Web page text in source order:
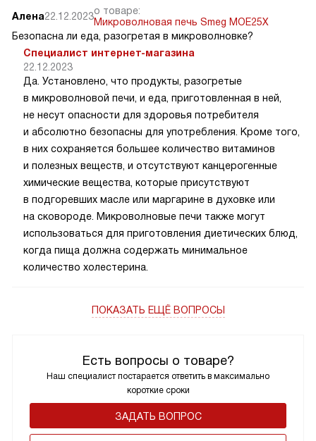
Есть вопросы о товаре?
Наш специалист постарается ответить в максимально
короткие сроки
ЗАДАТЬ ВОПРОС
Алена22.12.2023о товаре:
Микроволновая печь Smeg MOE25X
Безопасна ли еда, разогретая в микроволновке?
Специалист интернет-магазина
22.12.2023
Да. Установлено, что продукты, разогретые
в микроволновой печи, и еда, приготовленная в ней,
не несут опасности для здоровья потребителя
и абсолютно безопасны для употребления. Кроме того,
в них сохраняется большее количество витаминов
и полезных веществ, и отсутствуют канцерогенные
химические вещества, которые присутствуют
в подгоревших масле или маргарине в духовке или
на сковороде. Микроволновые печи также могут
использоваться для приготовления диетических блюд,
когда пища должна содержать минимальное
количество холестерина.
ПОКАЗАТЬ ЕЩЁ ВОПРОСЫ